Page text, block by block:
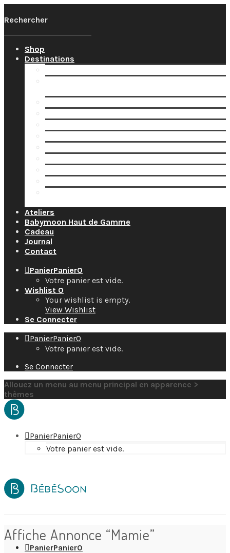
Shop
Destinations
Ateliers
Babymoon Haut de Gamme
Cadeau
Journal
Contact
PanierPanier0
Votre panier est vide.
Wishlist 0
Your wishlist is empty.
View Wishlist
Se Connecter
PanierPanier0
Votre panier est vide.
Se Connecter
Allouez un menu au menu principal en apparence >
thèmes
PanierPanier0
Votre panier est vide.
PanierPanier0
Affiche Annonce “Mamie”